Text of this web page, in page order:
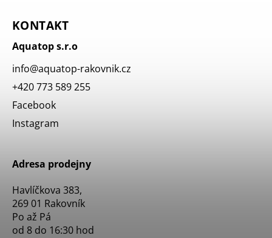
KONTAKT
Aquatop s.r.o
info@aquatop-rakovnik.cz
+420 773 589 255
Facebook
Instagram
Adresa prodejny
Havlíčkova 383,
269 01 Rakovník
Po až Pá
od 8 do 16:30 hod